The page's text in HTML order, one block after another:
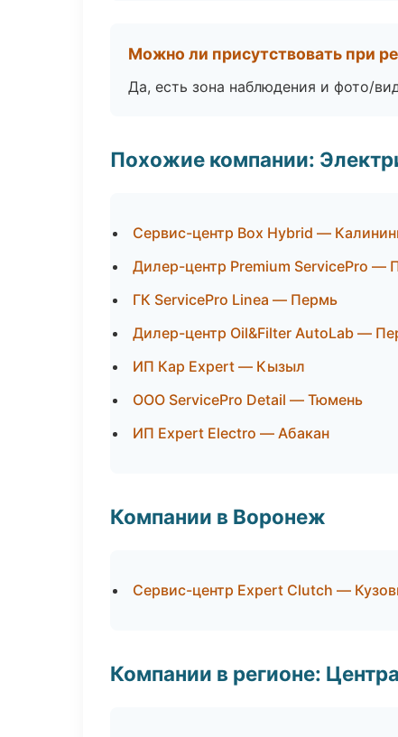
Можно ли присутствовать при
Да, есть зона наблюдения и фото/
Похожие компании:
Сервис-центр Box Hybrid —
Дилер-центр Premium ServicePro —
ГК ServicePro Linea — Пермь
Дилер-центр Oil&Filter AutoLab —
ИП Кар Expert — Кызыл
ООО ServicePro Detail — Тюмень
ИП Expert Electro — Абакан
Компании в Воронеж
Сервис-центр Expert Clutch —
Компании в регионе: